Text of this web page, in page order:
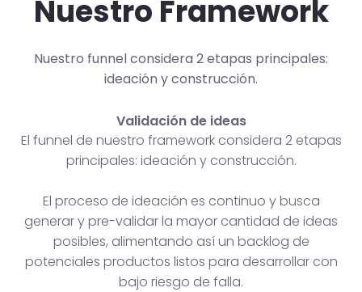
Nuestro Framework
Nuestro funnel considera 2 etapas principales:
ideación y construcción.
Validación de ideas
El funnel de nuestro framework considera 2 etapas
principales: ideación y construcción.
El proceso de ideación es continuo y busca
generar y pre-validar la mayor cantidad de ideas
posibles, alimentando así un backlog de
potenciales productos listos para desarrollar con
bajo riesgo de falla.